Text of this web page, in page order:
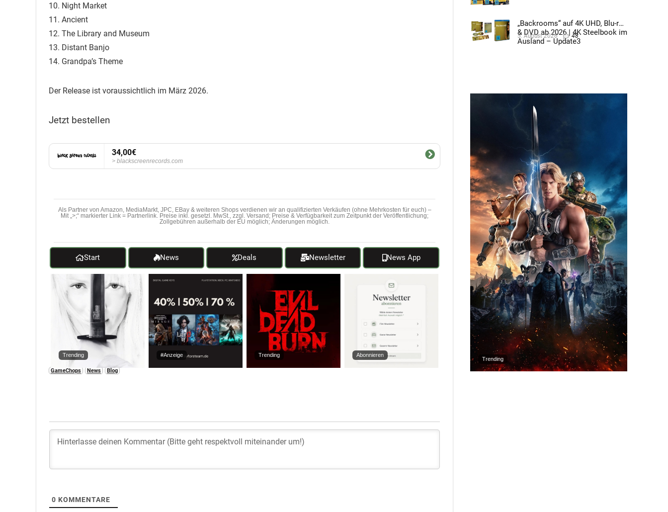
10. Night Market
11. Ancient
12. The Library and Museum
13. Distant Banjo
14. Grandpa’s Theme
Der Release ist voraussichtlich im März 2026.
Jetzt bestellen
34,00€
blackscreenrecords.com
Als Partner von Amazon, MediaMarkt, JPC, EBay & weiteren Shops verdienen wir an qualifizierten Verkäufen (ohne Mehrkosten für euch) –
Mit „>;“ markierter Link = Partnerlink. Preise inkl. gesetzl. MwSt., zzgl. Versand; Preise & Verfügbarkeit zum Zeitpunkt der Veröffentlichung;
Zollgebühren außerhalb der EU möglich; Änderungen möglich.
Start News Deals Newsletter News App
Trending #Anzeige Trending Abonnieren
GameChops News Blog
0 KOMMENTARE
„Backrooms“ auf 4K UHD, Blu-ray
& DVD ab 2026 | 4K Steelbook im
Ausland – Update3
5. August 2026 48
Trending